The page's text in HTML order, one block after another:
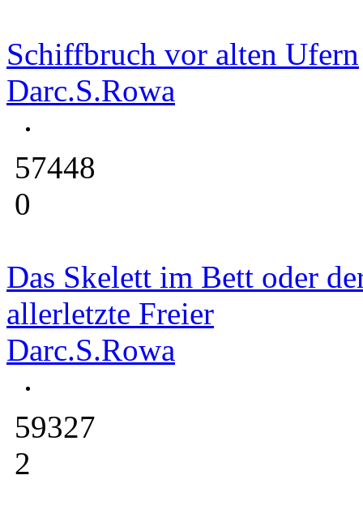
Schiffbruch vor alten Ufern
Darc.S.Rowa
57448
0
Das Skelett im Bett oder
allerletzte Freier
Darc.S.Rowa
59327
2